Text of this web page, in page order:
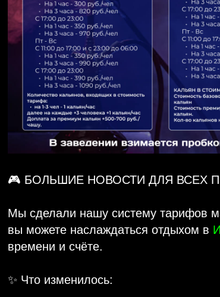
🎮 БОЛЬШИЕ НОВОСТИ ДЛЯ ВСЕХ
Мы сделали нашу систему тарифов
вы можете наслаждаться отдыхом в
времени и счёте.
✨ Что изменилось: